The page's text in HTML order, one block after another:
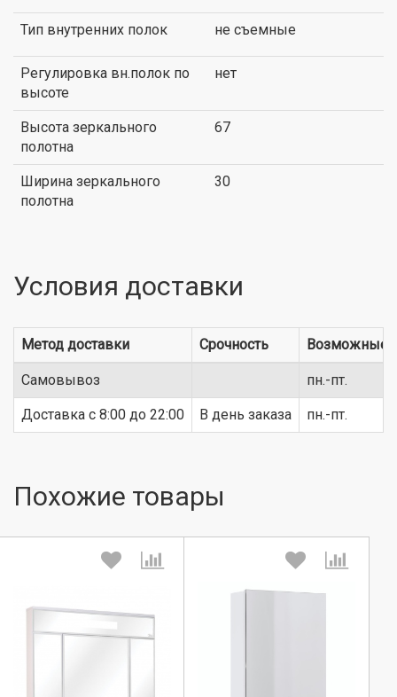
Тип внутренних полок не съемные
Регулировка вн.полок по
высоте
нет
Высота зеркального
полотна
67
Ширина зеркального
полотна
30
Условия доставки
Метод доставки Срочность Возможные
Самовывоз пн.-пт.
Доставка c 8:00 до 22:00 В день заказа пн.-пт.
Похожие товары